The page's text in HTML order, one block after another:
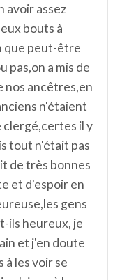
avoir assez
bouts à
que peut-être
pas,on a mis de
nos ancêtres,en
n'étaient
clergé,certes il y
tout n'était pas
de très bonnes
et d'espoir en
gens
ils heureux, je
et j'en doute
les voir se